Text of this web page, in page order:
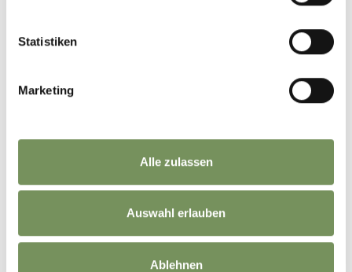
Statistiken
Marketing
Alle zulassen
Auswahl erlauben
Ablehnen